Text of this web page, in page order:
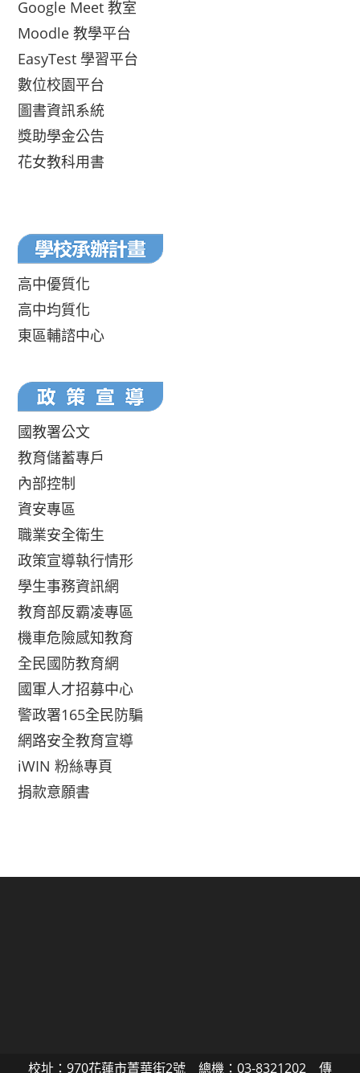
Google Meet 教室
Moodle 教學平台
EasyTest 學習平台
數位校園平台
圖書資訊系統
獎助學金公告
花女教科用書
高中優質化
高中均質化
東區輔諮中心
國教署公文
教育儲蓄專戶
內部控制
資安專區
職業安全衛生
政策宣導執行情形
學生事務資訊網
教育部反霸凌專區
機車危險感知教育
全民國防教育網
國軍人才招募中心
警政署165全民防騙
網路安全教育宣導
iWIN 粉絲專頁
捐款意願書
校址：970花蓮市菁華街2號 總機：03-8321202 傳